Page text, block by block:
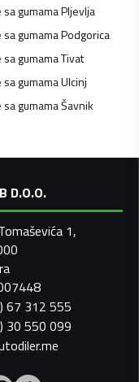
gumamaPljevlja
gumamaPodgorica
gumamaTivat
gumamaUlcinj
gumamaŠavnik
D.O.O.
1,
67 312 555
30 550 099